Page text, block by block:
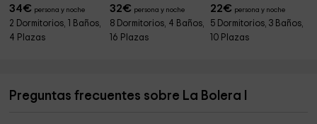
34€ persona y noche
2 Dormitorios, 1 Baños,
4 Plazas
32€ persona y noche
8 Dormitorios, 4 Baños,
16 Plazas
22€ persona y noche
5 Dormitorios, 3 Baños,
10 Plazas
Preguntas frecuentes sobre La Bolera I